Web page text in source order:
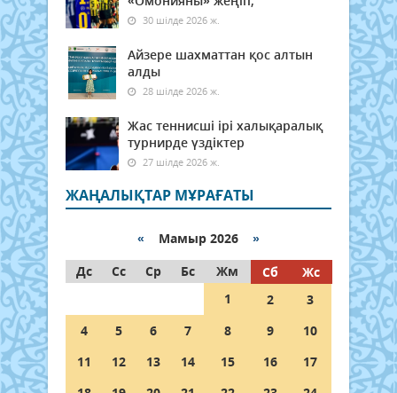
30 шілде 2026 ж.
Айзере шахматтан қос алтын
алды
28 шілде 2026 ж.
Жас теннисші ірі халықаралық
турнирде үздіктер
27 шілде 2026 ж.
ЖАҢАЛЫҚТАР МҰРАҒАТЫ
« Мамыр 2026 »
Дс
Сс Ср Бс Жм Сб
Жс
1
2
3
4
5 6 7 8 9
10
11
12 13 14 15 16
17